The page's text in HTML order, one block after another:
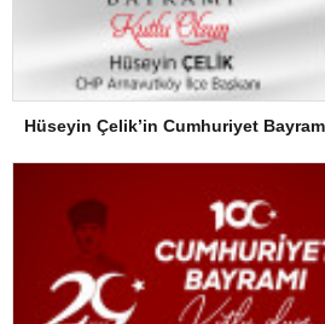
Hüseyin Çelik’in Cumhuriyet